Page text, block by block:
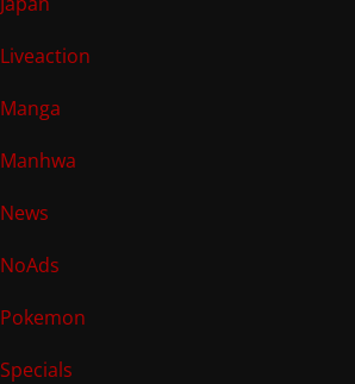
Liveaction
Manga
Manhwa
News
NoAds
Pokemon
Specials